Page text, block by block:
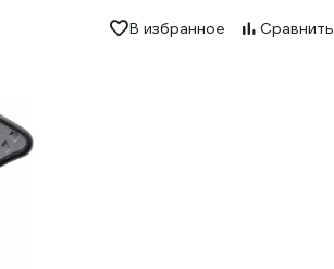
В избранное Сравнить